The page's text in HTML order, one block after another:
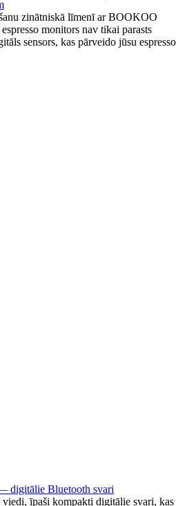
zinātniskā līmenī ar BOOKOO
monitors nav tikai parasts
sensors, kas pārveido jūsu espresso
Bluetooth svari
īpaši kompakti digitālie svari, kas